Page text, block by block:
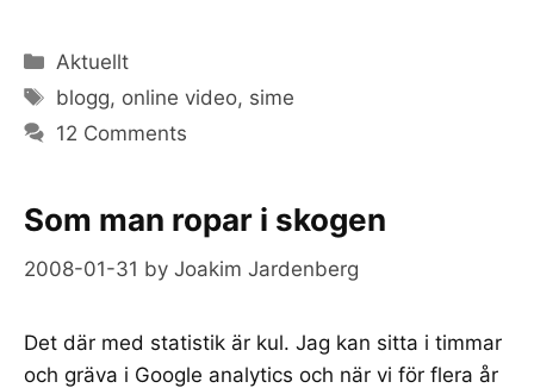
Categories
Aktuellt
Tags
blogg, online video, sime
12 Comments
Som man ropar i skogen
2008-01-31 by Joakim Jardenberg
Det där med statistik är kul. Jag kan sitta i timmar
och gräva i Google analytics och när vi för flera år